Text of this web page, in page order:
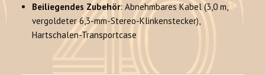
Beiliegendes Zubehör: Abnehmbares Kabel (3,0 m,
vergoldeter 6,3-mm-Stereo-Klinkenstecker),
Hartschalen-Transportcase